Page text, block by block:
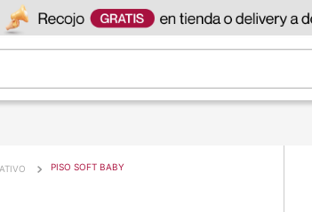
PISO SOFT BABY